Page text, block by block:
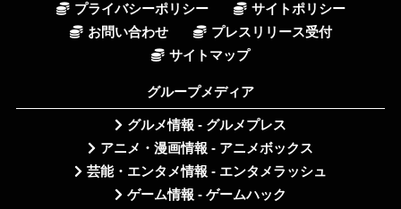
プライバシーポリシー
サイトポリシー
お問い合わせ
プレスリリース受付
サイトマップ
グループメディア
グルメ情報 - グルメプレス
アニメ・漫画情報 - アニメボックス
芸能・エンタメ情報 - エンタメラッシュ
ゲーム情報 - ゲームハック